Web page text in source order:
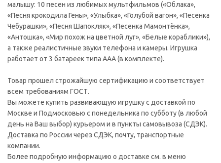
малышу: 10 песен из любимых мультфильмов («Облака»,
«Песня крокодила Гены», «Улыбка», «Голубой вагон», «Песенка
Чебурашки», «Песня Шапокляк», «Песенка Мамонтёнка»,
«Антошка», «Мир похож на цветной луг», «Белые кораблики»),
а также реалистичные звуки телефона и камеры. Игрушка
работает от 3 батареек типа ААА (в комплекте).
Товар прошел строжайшую сертификацию и соответствует
всем требованиям ГОСТ.
Вы можете купить развивающую игрушку с доставкой по
Москве и Подмосковью с понедельника по субботу (в любой
день на Ваш выбор) курьером и в пункты самовывоза (СДЭК).
Доставка по России через СДЭК, почту, транспортные
компании.
Более подробную информацию о доставке см. в меню